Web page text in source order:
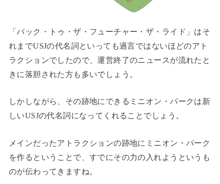
「バック・トゥ・ザ・フューチャー・ザ・ライド」はそ
れまでUSJの代名詞といっても過言ではないほどのアト
ラクションでしたので、運営終了のニュースが流れたと
きに落胆された方も多いでしょう。
しかしながら、その跡地にできるミニオン・パークは新
しいUSJの代名詞になってくれることでしょう。
メインだったアトラクションの跡地にミニオン・パーク
を作るということで、すでにその力の入れようというも
のが伝わってきますね。